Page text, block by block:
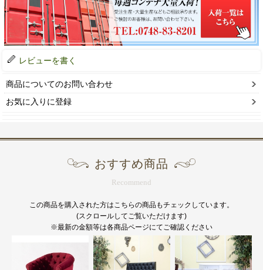
レビューを書く
商品についてのお問い合わせ
お気に入りに登録
おすすめ商品
Recommend
この商品を購入された方はこちらの商品もチェックしています。
(スクロールしてご覧いただけます)
※最新の金額等は各商品ページにてご確認ください